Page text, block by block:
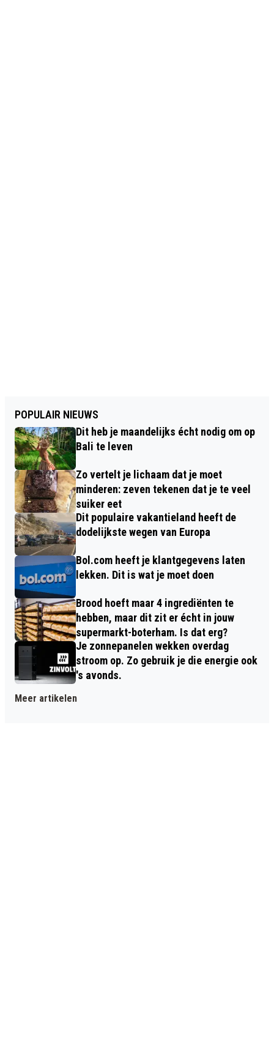
POPULAIR NIEUWS
Dit heb je maandelijks écht nodig om op
Bali te leven
Zo vertelt je lichaam dat je moet
minderen: zeven tekenen dat je te veel
suiker eet
Dit populaire vakantieland heeft de
dodelijkste wegen van Europa
Bol.com heeft je klantgegevens laten
lekken. Dit is wat je moet doen
Brood hoeft maar 4 ingrediënten te
hebben, maar dit zit er écht in jouw
supermarkt-boterham. Is dat erg?
Je zonnepanelen wekken overdag
stroom op. Zo gebruik je die energie ook
's avonds.
Meer artikelen